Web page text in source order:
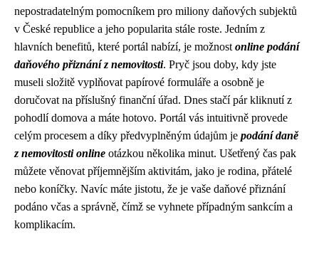
nepostradatelným pomocníkem pro miliony daňových subjektů
v České republice a jeho popularita stále roste. Jedním z
hlavních benefitů, které portál nabízí, je možnost online podání
daňového přiznání z nemovitosti. Pryč jsou doby, kdy jste
museli složitě vyplňovat papírové formuláře a osobně je
doručovat na příslušný finanční úřad. Dnes stačí pár kliknutí z
pohodlí domova a máte hotovo. Portál vás intuitivně provede
celým procesem a díky předvyplněným údajům je podání daně
z nemovitosti online otázkou několika minut. Ušetřený čas pak
můžete věnovat příjemnějším aktivitám, jako je rodina, přátelé
nebo koníčky. Navíc máte jistotu, že je vaše daňové přiznání
podáno včas a správně, čímž se vyhnete případným sankcím a
komplikacím.